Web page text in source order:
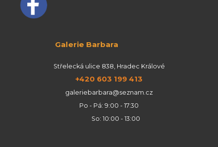
Galerie Barbara
Střelecká ulice 838, Hradec Králové
+420 603 199 413
galeriebarbara@seznam.cz
Po - Pá: 9:00 - 17:30
So: 10:00 - 13:00